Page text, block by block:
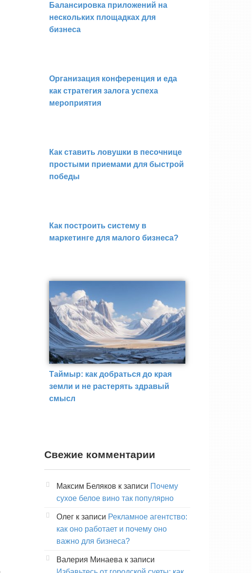
Балансировка приложений на
нескольких площадках для
бизнеса
Организация конференция и еда
как стратегия залога успеха
мероприятия
Как ставить ловушки в песочнице
простыми приемами для быстрой
победы
Как построить систему в
маркетинге для малого бизнеса?
Таймыр: как добраться до края
земли и не растерять здравый
смысл
Свежие комментарии
Максим Беляков к записи Почему
сухое белое вино так популярно
Олег к записи Рекламное агентство:
как оно работает и почему оно
важно для бизнеса?
Валерия Минаева к записи